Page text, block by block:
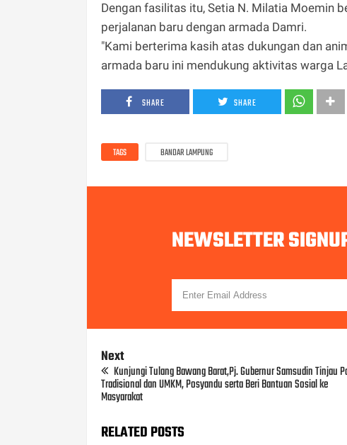
Dengan fasilitas itu, Setia N. Milatia Moemin
perjalanan baru dengan armada Damri.
"Kami berterima kasih atas dukungan dan
armada baru ini mendukung aktivitas warga
SHARE SHARE
TAGS BANDAR LAMPUNG
NEWSLETTER
Next
Kunjungi Tulang Bawang Barat,Pj. Gubernur Samsudin Tinjau
Tradisional dan UMKM, Posyandu serta Beri Bantuan Sosial ke
Masyarakat
RELATED POSTS